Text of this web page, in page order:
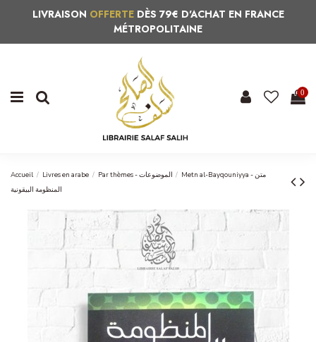
LIVRAISON OFFERTEDÈS 79€ D'ACHAT EN FRANCE
MÉTROPOLITAINE
0
Accueil Livres en arabe Par thèmes - الموضوعات
Metn al-Bayqouniyya - متن
المنظومة البيقونية